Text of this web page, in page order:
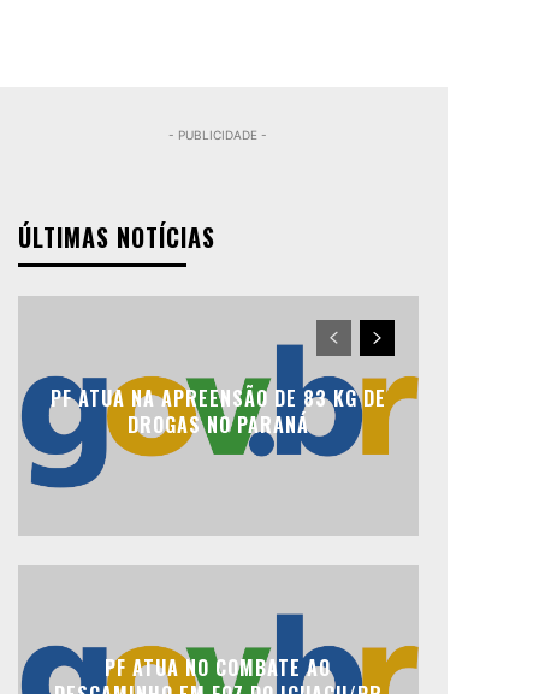
- PUBLICIDADE -
ÚLTIMAS NOTÍCIAS
PF ATUA NA APREENSÃO DE 83 KG DE
DROGAS NO PARANÁ
PF ATUA NO COMBATE AO